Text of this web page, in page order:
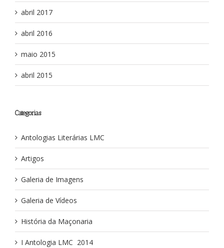
abril 2017
abril 2016
maio 2015
abril 2015
Categorias
Antologias Literárias LMC
Artigos
Galeria de Imagens
Galeria de Vídeos
História da Maçonaria
I Antologia LMC ­ 2014